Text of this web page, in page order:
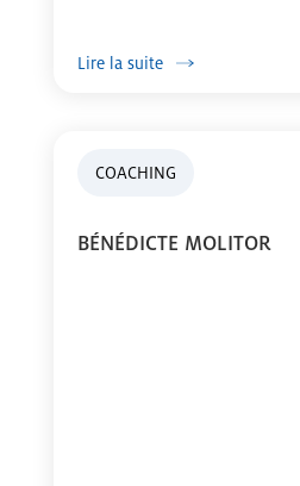
Lire la suite
COACHING
BÉNÉDICTE MOLITOR